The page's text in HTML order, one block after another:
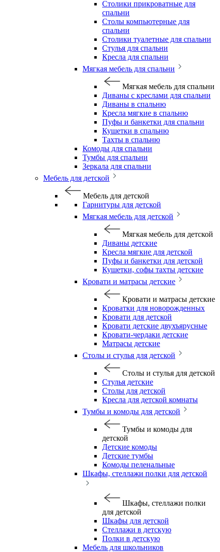
Столики прикроватные для
спальни
Столы компьютерные для
спальни
Столики туалетные для спальни
Стулья для спальни
Кресла для спальни
Мягкая мебель для спальни
Мягкая мебель для спальни
Диваны с креслами для спальни
Диваны в спальню
Кресла мягкие в спальню
Пуфы и банкетки для спальни
Кушетки в спальню
Тахты в спальню
Комоды для спальни
Тумбы для спальни
Зеркала для спальни
Мебель для детской
Мебель для детской
Гарнитуры для детской
Мягкая мебель для детской
Мягкая мебель для детской
Диваны детские
Кресла мягкие для детской
Пуфы и банкетки для детской
Кушетки, софы тахты детские
Кровати и матрасы детские
Кровати и матрасы детские
Кроватки для новорожденных
Кровати для детской
Кровати детские двухъярусные
Кровати-чердаки детские
Матрасы детские
Столы и стулья для детской
Столы и стулья для детской
Стулья детские
Столы для детской
Кресла для детской комнаты
Тумбы и комоды для детской
Тумбы и комоды для
детской
Детские комоды
Детские тумбы
Комоды пеленальные
Шкафы, стеллажи полки для детской
Шкафы, стеллажи полки
для детской
Шкафы для детской
Стеллажи в детскую
Полки в детскую
Мебель для школьников